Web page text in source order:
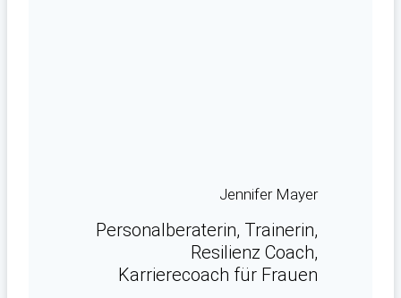
Jennifer Mayer
Personalberaterin, Trainerin,
Resilienz Coach,
Karrierecoach für Frauen